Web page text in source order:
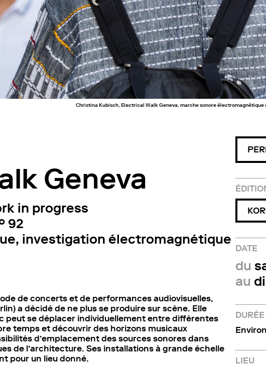
Christina Kubisch, Electrical Walk Geneva, marche sonore
DATE
du
au
DURÉE
LIEU
Geneva
in progress
92
investigation électromagnétique
de concerts et de performances audiovisuelles,
a décidé de ne plus se produire sur scène. Elle
peut se déplacer individuellement entre différentes
temps et découvrir des horizons musicaux
d’emplacement des sources sonores dans
de l’architecture. Ses installations à grande échelle
pour un lieu donné.